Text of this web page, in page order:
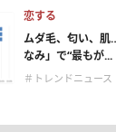
恋する
ムダ毛、匂い、
なみ」で“最もが...
＃トレンドニュース